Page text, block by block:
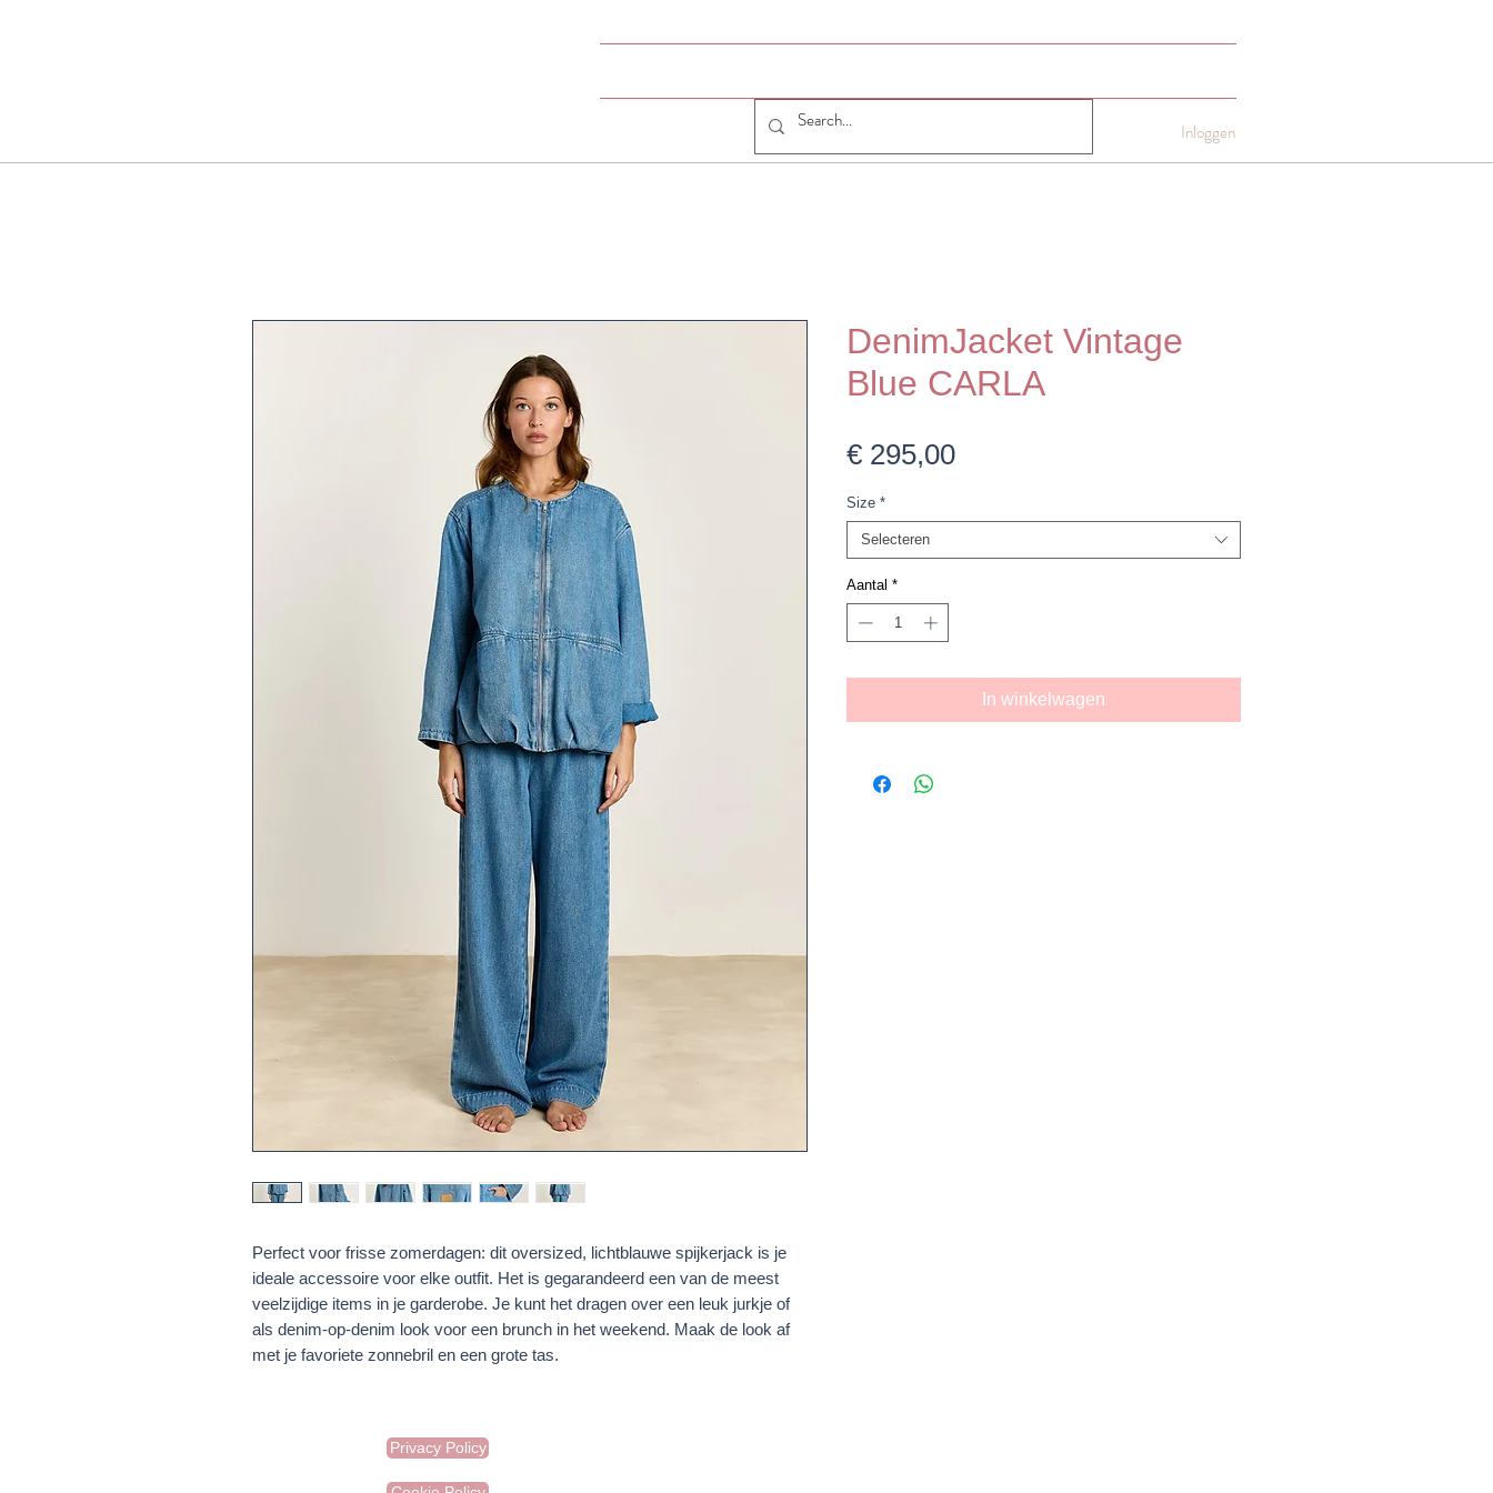
Inloggen
Perfect voor frisse zomerdagen: dit oversized, lichtblauwe spijkerjack is je
ideale accessoire voor elke outfit. Het is gegarandeerd een van de meest
veelzijdige items in je garderobe. Je kunt het dragen over een leuk jurkje of
als denim-op-denim look voor een brunch in het weekend. Maak de look af
met je favoriete zonnebril en een grote tas.
DenimJacket Vintage
Blue CARLA
€ 295,00Prijs
Size *
Selecteren
Aantal *
In winkelwagen
Privacy Policy